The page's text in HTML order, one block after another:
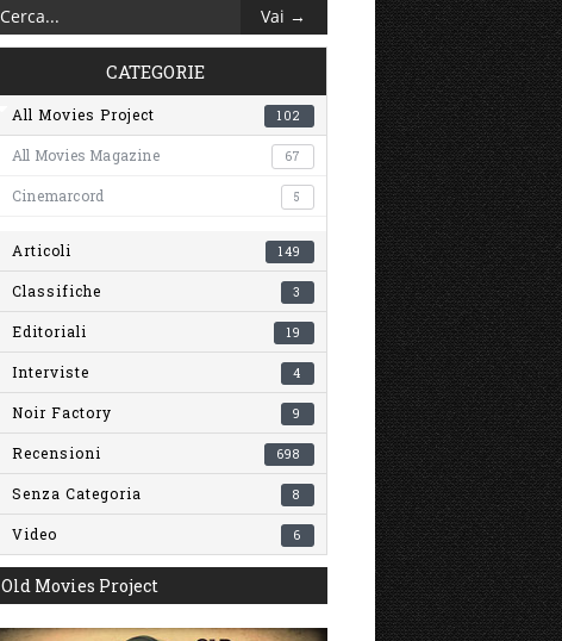
CATEGORIE
All Movies Project 102
All Movies Magazine 67
Cinemarcord 5
Articoli 149
Classifiche 3
Editoriali 19
Interviste 4
Noir Factory 9
Recensioni 698
Senza Categoria 8
Video 6
Old Movies Project